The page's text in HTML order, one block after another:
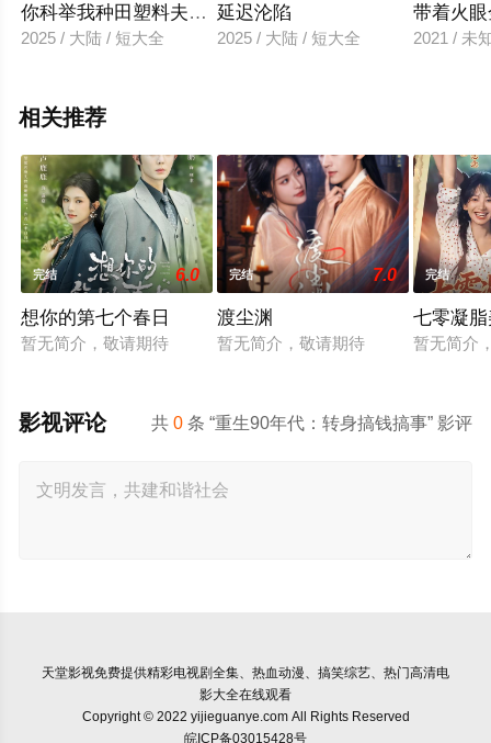
你科举我种田塑料夫妇闯荒年
2025 / 大陆 / 短大全
延迟沦陷
2025 / 大陆 / 短大全
带着火
2021 / 未
相关推荐
完结 6.0
想你的第七个春日
暂无简介，敬请期待
完结 7.0
渡尘渊
暂无简介，敬请期待
完结
七零凝
暂无简介
共0 条 “重生90年代：转身搞钱搞事” 影评
影视评论
天堂影视免费提供精彩电视剧全集、热血动漫、搞笑综艺、热门高清电
影大全在线观看
Copyright © 2022 yijieguanye.com All Rights Reserved
皖ICP备03015428号